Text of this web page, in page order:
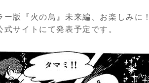
版『火の鳥』未来編、お楽しみに
サイトにて発表予定です。